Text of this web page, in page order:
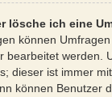
lösche ich eine
können
bearbeitet werden.
dieser ist immer
können Benutzer